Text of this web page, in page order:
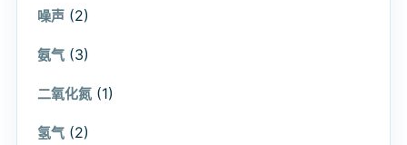
噪声 (2)
氨气 (3)
二氧化氮 (1)
氢气 (2)